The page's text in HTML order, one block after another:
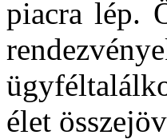
piacra lép.
élet